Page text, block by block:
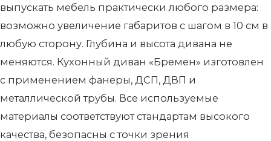
выпускать мебель практически любого размера:
возможно увеличение габаритов с шагом в 10 см в
любую сторону. Глубина и высота дивана не
меняются. Кухонный диван «Бремен» изготовлен
с применением фанеры, ДСП, ДВП и
металлической трубы. Все используемые
материалы соответствуют стандартам высокого
качества, безопасны с точки зрения